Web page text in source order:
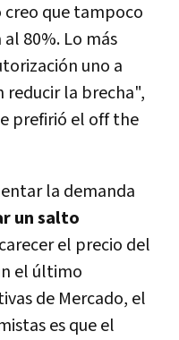
creo que tampoco
80%. Lo más
uno a
reducir la brecha",
prefirió el off the
la demanda
un salto
el precio del
el último
de Mercado, el
es que el